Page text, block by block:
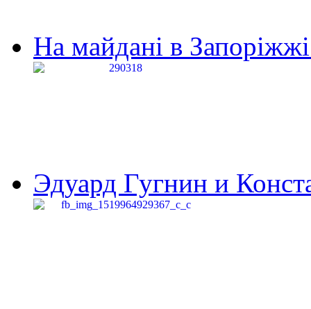
На майдані в
Эдуард Гугнин и